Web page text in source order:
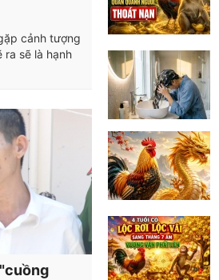
cảnh tượng
ra sẽ là hạnh